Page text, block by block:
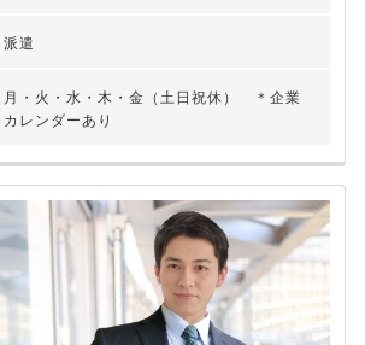
派遣
月・火・水・木・金（土日祝休） ＊企業
カレンダーあり